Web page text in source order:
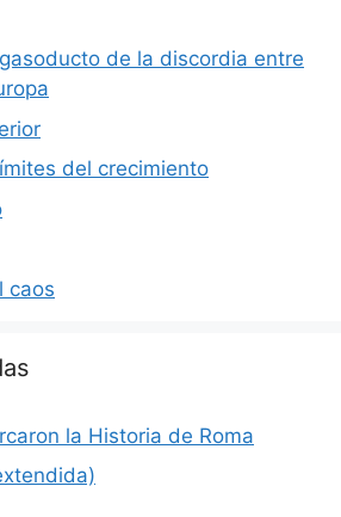
de la discordia entre
del crecimiento
caos
la Historia de Roma